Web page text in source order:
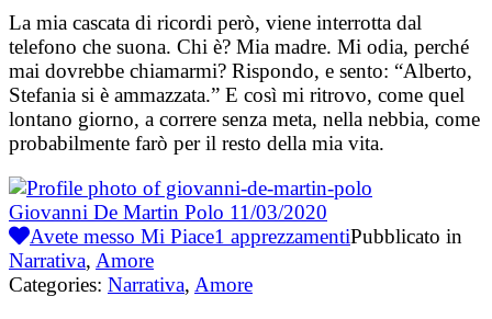
La mia cascata di ricordi però, viene interrotta dal
telefono che suona. Chi è? Mia madre. Mi odia, perché
mai dovrebbe chiamarmi? Rispondo, e sento: “Alberto,
Stefania si è ammazzata.” E così mi ritrovo, come quel
lontano giorno, a correre senza meta, nella nebbia, come
probabilmente farò per il resto della mia vita.
Giovanni De Martin Polo 11/03/2020
Avete messo Mi Piace1 apprezzamentiPubblicato in
Narrativa, Amore
Categories: Narrativa, Amore